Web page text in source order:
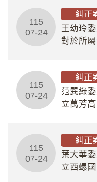
幣1,483
贈；復
於停工
115
07-24
糾正
王幼玲
對於所
人員保
所定維
115
07-24
糾正
范巽綠
立萬芳
業把關
告漏未
115
07-24
糾正
葉大華
立西螺